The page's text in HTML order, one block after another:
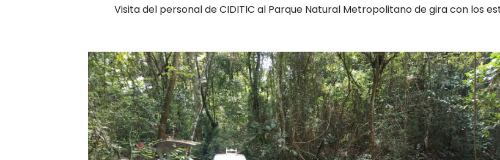
Visita del personal de CIDITIC al Parque Natural Metropolitano de gira con los